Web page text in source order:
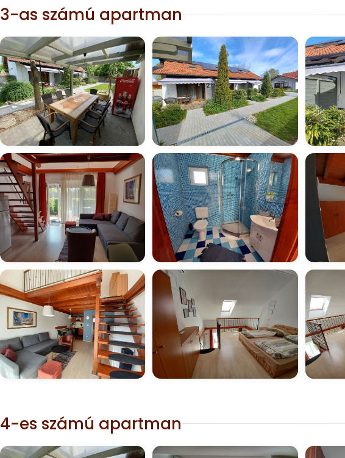
3-as számú apartman
4-es számú apartman